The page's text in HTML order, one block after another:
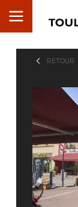
RETOUR